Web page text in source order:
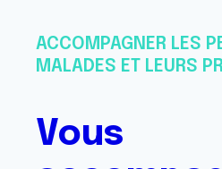
ACCOMPAGNER LES
MALADES ET LEURS
Vous